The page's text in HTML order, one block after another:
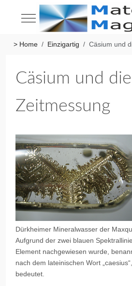
Mobile Menu Toggle
> Home Einzigartig Cäsium und
Cäsium und die
Zeitmessung
Dürkheimer Mineralwasser der
Aufgrund der zwei blauen
Element nachgewiesen wurde,
nach dem lateinischen Wort
bedeutet.